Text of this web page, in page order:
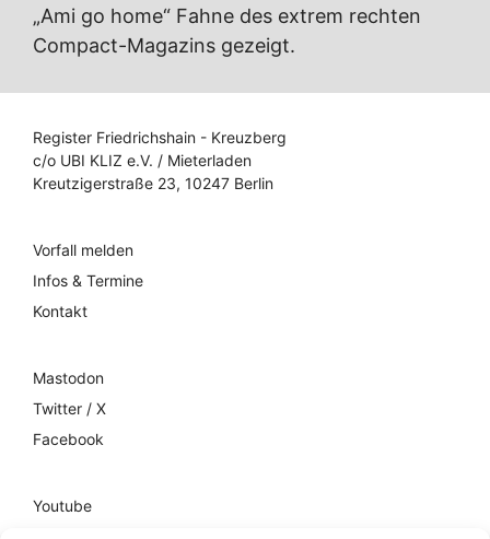
„Ami go home“ Fahne des extrem rechten
Compact-Magazins gezeigt.
Register Friedrichshain - Kreuzberg
c/o UBI KLIZ e.V. / Mieterladen
Kreutzigerstraße 23, 10247 Berlin
Vorfall melden
Infos & Termine
Kontakt
Mastodon
Twitter / X
Facebook
Youtube